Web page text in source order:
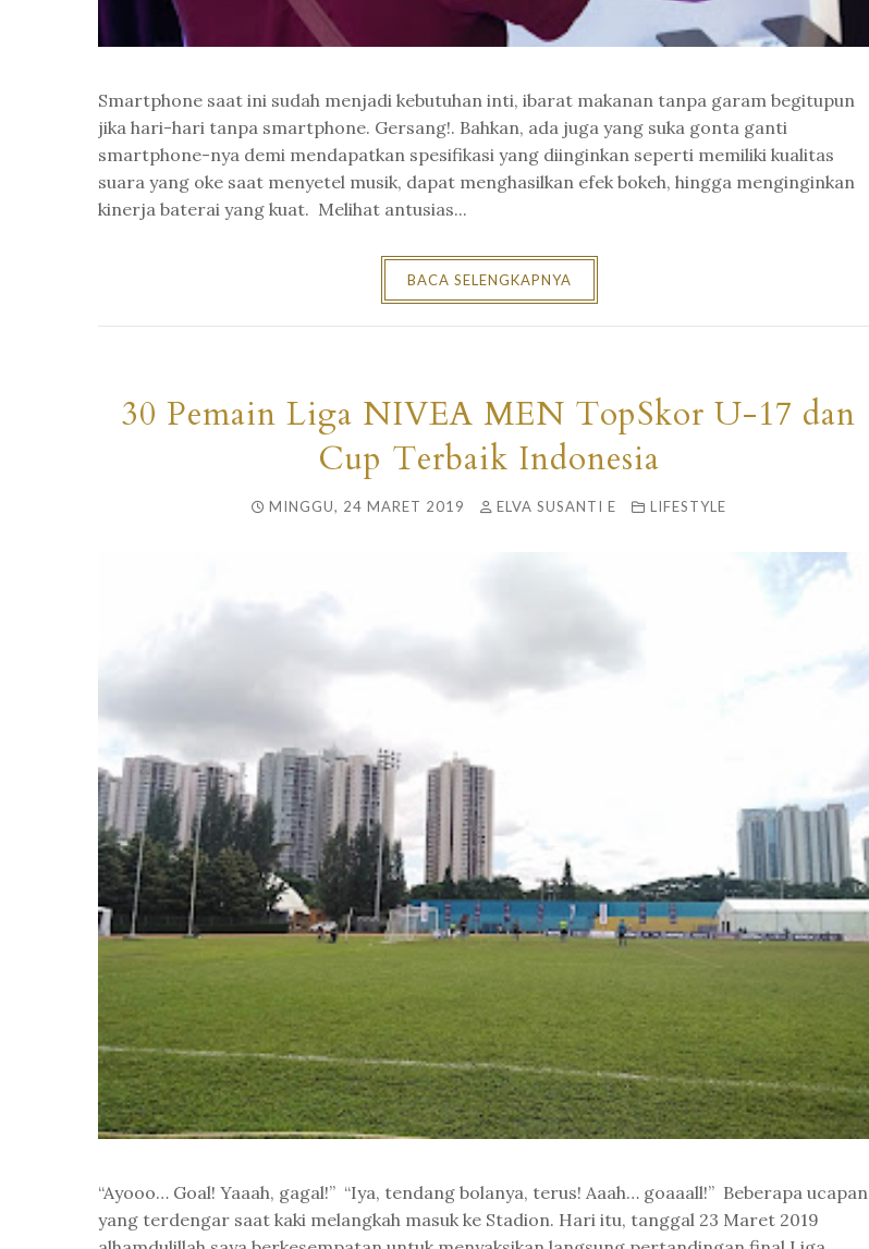
Smartphone saat ini sudah menjadi kebutuhan inti, ibarat makanan tanpa garam begitupun
jika hari-hari tanpa smartphone. Gersang!. Bahkan, ada juga yang suka gonta ganti
smartphone-nya demi mendapatkan spesifikasi yang diinginkan seperti memiliki kualitas
suara yang oke saat menyetel musik, dapat menghasilkan efek bokeh, hingga menginginkan
kinerja baterai yang kuat. Melihat antusias...
BACA SELENGKAPNYA
30 Pemain Liga NIVEA MEN TopSkor U-17 dan
Cup Terbaik Indonesia
MINGGU, 24 MARET 2019 ELVA SUSANTI E LIFESTYLE
“Ayooo… Goal! Yaaah, gagal!” “Iya, tendang bolanya, terus! Aaah… goaaall!” Beberapa ucapan
yang terdengar saat kaki melangkah masuk ke Stadion. Hari itu, tanggal 23 Maret 2019